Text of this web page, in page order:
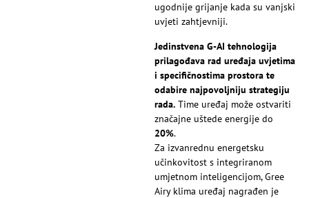
ugodnije grijanje kada su vanjski
uvjeti zahtjevniji.
Jedinstvena G-AI tehnologija
prilagođava rad uređaja uvjetima
i specifičnostima prostora te
odabire najpovoljniju strategiju
rada. Time uređaj može ostvariti
značajne uštede energije do
20%.
Za izvanrednu energetsku
učinkovitost s integriranom
umjetnom inteligencijom, Gree
Airy klima uređaj nagrađen je